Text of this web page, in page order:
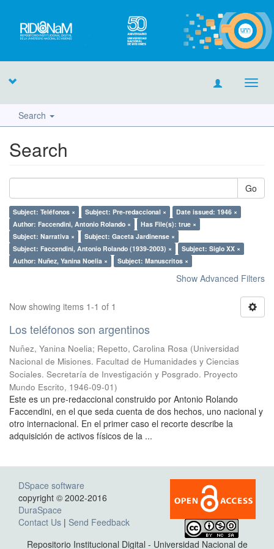
Search
Search
Go
Subject: Teléfonos × Subject: Pre-redaccional ×
Date issued: 1946 ×
Author: Faccendini, Antonio Rolando ×
Has File(s): true ×
Subject: Narrativa ×
Subject: Gaceta Jardinense ×
Subject: Faccendini, Antonio Rolando (1939-2003) ×
Subject: Siglo XX ×
Author: Nuñez, Yanina Noelia ×
Subject: Manuscritos ×
Show Advanced Filters
Now showing items 1-1 of 1
Los teléfonos son argentinos
Nuñez, Yanina Noelia; Repetto, Carolina Rosa (Universidad
Nacional de Misiones. Facultad de Humanidades y Ciencias
Sociales. Secretaría de Investigación y Posgrado. Proyecto
Mundo Escrito, 1946-09-01)
Este es un pre-redaccional construido por Antonio Rolando
Faccendini, en el que seda cuenta de dos hechos, uno nacional y
otro internacional. En el primer caso el recorte describe la
adquisición de activos físicos de la ...
DSpace software
copyright © 2002-2016
DuraSpace
Contact Us | Send Feedback
Repositorio Institucional Digital - Universidad Nacional de